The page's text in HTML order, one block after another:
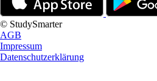
© StudySmarter
AGB
Impressum
Datenschutzerklärung